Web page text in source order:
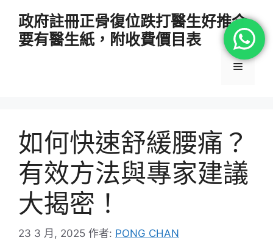
政府註冊正骨復位跌打醫生好推介
要有醫生紙，附收費價目表
選
如何快速舒緩腰痛？
有效方法與專家建議
大揭密！
23 3 月, 2025 作者: PONG CHAN